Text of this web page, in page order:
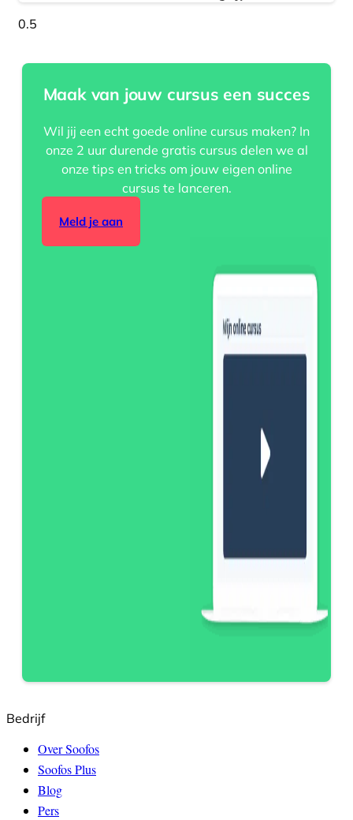
Maak van jouw cursus een succes
Wil jij een echt goede online cursus maken? In
onze 2 uur durende gratis cursus delen we al
onze tips en tricks om jouw eigen online
cursus te lanceren.
Meld je aan
Bedrijf
Over Soofos
Soofos Plus
Blog
Pers